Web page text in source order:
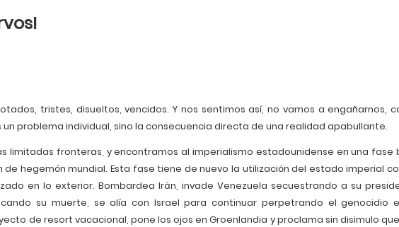
tristes, disueltos, vencidos. Y nos sentimos así, no vamos a engañarnos,
un problema individual, sino la consecuencia directa de una realidad apabullante.
limitadas fronteras, y encontramos al imperialismo estadounidense en una fase
de hegemón mundial. Esta fase tiene de nuevo la utilización del estado imperial
en lo exterior. Bombardea Irán, invade Venezuela secuestrando a su
su muerte, se alía con Israel para continuar perpetrando el genocidio
de resort vacacional, pone los ojos en Groenlandia y proclama sin disimulo